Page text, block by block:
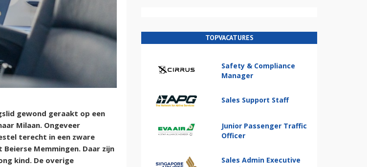
gewond geraakt op een
Milaan. Ongeveer
terecht in een zware
Memmingen. Daar zijn
kind. De overige
TOPVACATURES
Safety & Compliance
Manager
Sales Support Staff
Junior Passenger Traffic
Officer
Sales Admin Executive